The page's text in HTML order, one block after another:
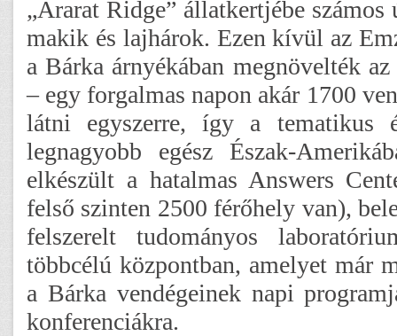
„Ararat Ridge” állatkertjébe
makik és lajhárok. Ezen kívül az
a Bárka árnyékában megnövelték
– egy forgalmas napon akár 1700
látni egyszerre, így a tematikus
legnagyobb egész Észak-
elkészült a hatalmas Answers
felső szinten 2500 férőhely van),
felszerelt tudományos
többcélú központban, amelyet már
a Bárka vendégeinek napi
konferenciákra.